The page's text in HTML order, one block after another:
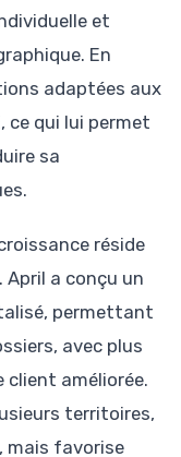
et
En
adaptées aux
ce qui lui permet
sa
réside
a conçu un
permettant
avec plus
client améliorée.
territoires,
mais favorise